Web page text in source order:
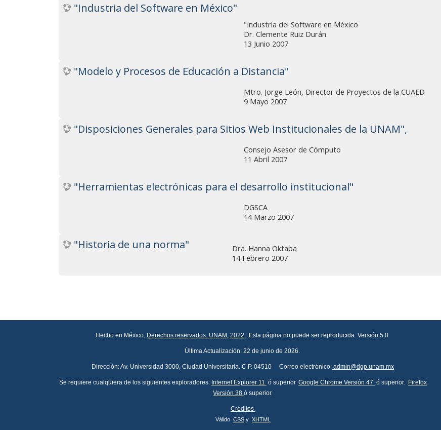
Agosto: 17
Abril: 29
Seminarios 2024
Mayo: 28
Noviembre: 21
Octubre: 17
"Industria del Software en México"
"Industria del Software en México
Dr. Clemente Ruiz Durán
13 Junio 2007
"Modelo y Procesos de Educación a Distancia"
Mtro. Jorge León, Director de Proyectos de la CUAED
9 Mayo 2007
"Disposiciones Generales para Sitios Web Institucionales de la UNAM",
Consejo Asesor de Cómputo
11 Abril 2007
"Herramientas electrónicas para el desarrollo institucional"
DGSCA
14 Marzo 2007
"Historia de una norma"
Dra. Hanna Oktaba
14 Febrero 2007
Hecho en México, Derechos reservados. UNAM, 2022 . Esta página no puede ser reproducida. Versión 5.0
Última Actualización: 22 de junio de 2026.
Dirección: Av. Universidad 3000, Ciudad Universitaria. C.P. 04510 Correo electrónico: admin@dgp.unam.mx
Se requiere cualquiera de los siguientes exploradores: Internet Explorer 11 ó superior. Google Chrome Versión 47 ó superior. Firefox
Versión 38ó superior.
Créditos
Válido CSSy XHTML